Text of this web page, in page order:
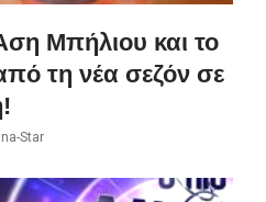
Μπήλιου και το
τη νέα σεζόν σε
Star